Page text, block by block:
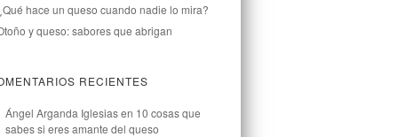
hace un queso cuando nadie lo mira?
y queso: sabores que abrigan
RECIENTES
Ángel Arganda Iglesiasen 10 cosas que
sabes si eres amante del queso